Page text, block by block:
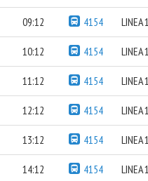
09:12 4154 LINEA
10:12 4154 LINEA
11:12 4154 LINEA
12:12 4154 LINEA
13:12 4154 LINEA
14:12 4154 LINEA